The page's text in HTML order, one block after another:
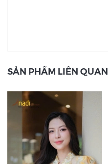
SẢN PHẨM LIÊN QUAN